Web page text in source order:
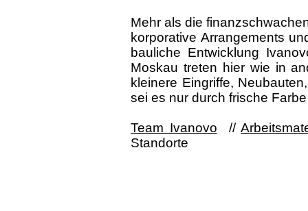
Mehr als die
korporative Arrangements
bauliche Entwicklung
Moskau treten hier wie in
kleinere Eingriffe,
sei es nur durch frische
Team Ivanovo //
Standorte